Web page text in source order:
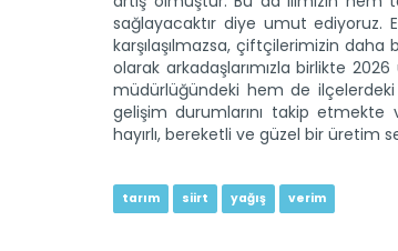
sağlayacaktır diye umut ediyoruz.
karşılaşılmazsa, çiftçilerimizin
olarak arkadaşlarımızla birlikte
müdürlüğündeki hem de
gelişim durumlarını takip
hayırlı, bereketli ve güzel bir üretim
tarım siirt yağış verim